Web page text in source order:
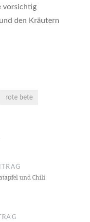
vorsichtig
den Kräutern
rote bete
und Chili